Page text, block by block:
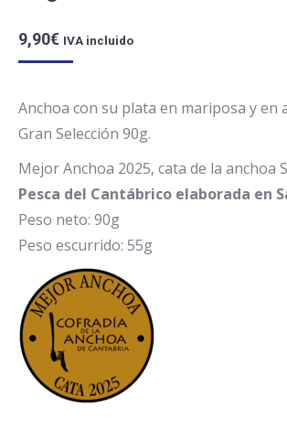
9,90€ IVA incluido
Anchoa con su plata en mariposa y en
Gran Selección 90g.
Mejor Anchoa 2025, cata de la anchoa
Pesca del Cantábrico elaborada en
Peso neto: 90g
Peso escurrido: 55g